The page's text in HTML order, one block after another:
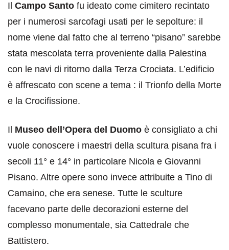
Il Campo Santo fu ideato come cimitero recintato
per i numerosi sarcofagi usati per le sepolture: il
nome viene dal fatto che al terreno “pisano” sarebbe
stata mescolata terra proveniente dalla Palestina
con le navi di ritorno dalla Terza Crociata. L’edificio
è affrescato con scene a tema : il Trionfo della Morte
e la Crocifissione.
Il Museo dell’Opera del Duomo è consigliato a chi
vuole conoscere i maestri della scultura pisana fra i
secoli 11° e 14° in particolare Nicola e Giovanni
Pisano. Altre opere sono invece attribuite a Tino di
Camaino, che era senese. Tutte le sculture
facevano parte delle decorazioni esterne del
complesso monumentale, sia Cattedrale che
Battistero.